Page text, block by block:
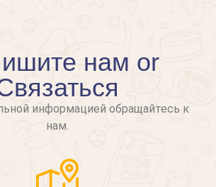
нам or
информацией обращайтесь к
нам.